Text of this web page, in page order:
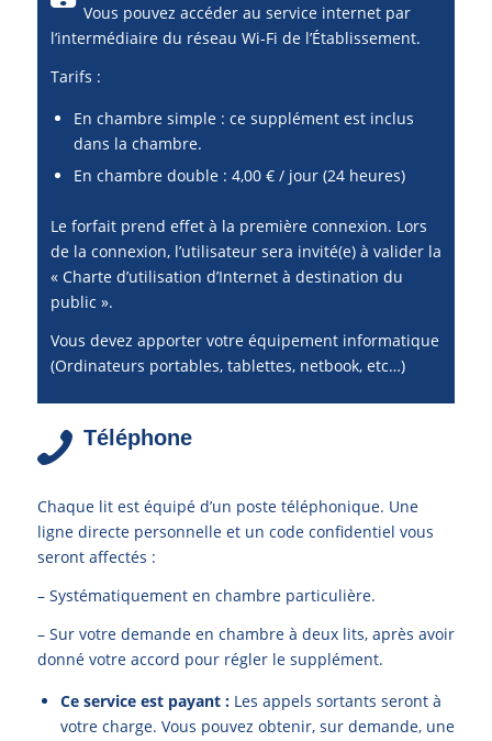
Vous pouvez accéder au service internet par
l’intermédiaire du réseau Wi-Fi de l’Établissement.
Tarifs :
En chambre simple : ce supplément est inclus
dans la chambre.
En chambre double : 4,00 € / jour (24 heures)
Le forfait prend effet à la première connexion. Lors
de la connexion, l’utilisateur sera invité(e) à valider la
« Charte d’utilisation d’Internet à destination du
public ».
Vous devez apporter votre équipement informatique
(Ordinateurs portables, tablettes, netbook, etc…)
Téléphone
Chaque lit est équipé d’un poste téléphonique. Une
ligne directe personnelle et un code confidentiel vous
seront affectés :
– Systématiquement en chambre particulière.
– Sur votre demande en chambre à deux lits, après avoir
donné votre accord pour régler le supplément.
Ce service est payant :Les appels sortants seront à
votre charge. Vous pouvez obtenir, sur demande, une